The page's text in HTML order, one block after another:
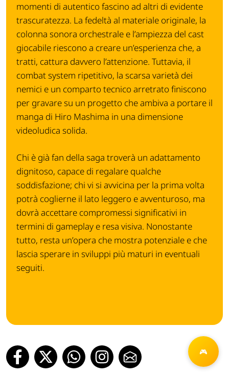
momenti di autentico fascino ad altri di evidente
trascuratezza. La fedeltà al materiale originale, la
colonna sonora orchestrale e l’ampiezza del cast
giocabile riescono a creare un’esperienza che, a
tratti, cattura davvero l’attenzione. Tuttavia, il
combat system ripetitivo, la scarsa varietà dei
nemici e un comparto tecnico arretrato finiscono
per gravare su un progetto che ambiva a portare il
manga di Hiro Mashima in una dimensione
videoludica solida.
Chi è già fan della saga troverà un adattamento
dignitoso, capace di regalare qualche
soddisfazione; chi vi si avvicina per la prima volta
potrà coglierne il lato leggero e avventuroso, ma
dovrà accettare compromessi significativi in
termini di gameplay e resa visiva. Nonostante
tutto, resta un’opera che mostra potenziale e che
lascia sperare in sviluppi più maturi in eventuali
seguiti.